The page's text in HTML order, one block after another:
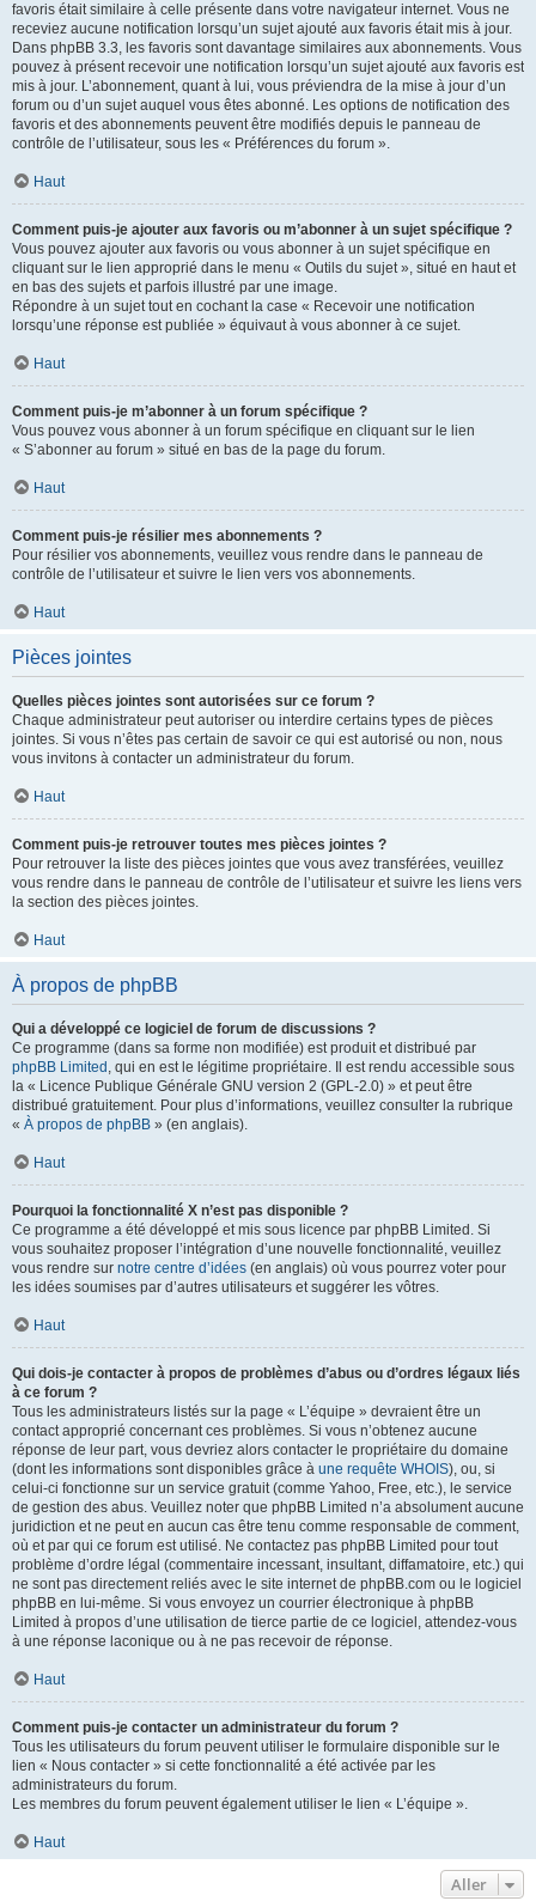
favoris était similaire à celle présente dans votre navigateur internet. Vous ne
receviez aucune notification lorsqu’un sujet ajouté aux favoris était mis à jour.
Dans phpBB 3.3, les favoris sont davantage similaires aux abonnements. Vous
pouvez à présent recevoir une notification lorsqu’un sujet ajouté aux favoris est
mis à jour. L’abonnement, quant à lui, vous préviendra de la mise à jour d’un
forum ou d’un sujet auquel vous êtes abonné. Les options de notification des
favoris et des abonnements peuvent être modifiés depuis le panneau de
contrôle de l’utilisateur, sous les « Préférences du forum ».
Haut
Comment puis-je ajouter aux favoris ou m’abonner à un sujet spécifique ?
Vous pouvez ajouter aux favoris ou vous abonner à un sujet spécifique en
cliquant sur le lien approprié dans le menu « Outils du sujet », situé en haut et
en bas des sujets et parfois illustré par une image.
Répondre à un sujet tout en cochant la case « Recevoir une notification
lorsqu’une réponse est publiée » équivaut à vous abonner à ce sujet.
Haut
Comment puis-je m’abonner à un forum spécifique ?
Vous pouvez vous abonner à un forum spécifique en cliquant sur le lien
« S’abonner au forum » situé en bas de la page du forum.
Haut
Comment puis-je résilier mes abonnements ?
Pour résilier vos abonnements, veuillez vous rendre dans le panneau de
contrôle de l’utilisateur et suivre le lien vers vos abonnements.
Haut
Pièces jointes
Quelles pièces jointes sont autorisées sur ce forum ?
Chaque administrateur peut autoriser ou interdire certains types de pièces
jointes. Si vous n’êtes pas certain de savoir ce qui est autorisé ou non, nous
vous invitons à contacter un administrateur du forum.
Haut
Comment puis-je retrouver toutes mes pièces jointes ?
Pour retrouver la liste des pièces jointes que vous avez transférées, veuillez
vous rendre dans le panneau de contrôle de l’utilisateur et suivre les liens vers
la section des pièces jointes.
Haut
À propos de phpBB
Qui a développé ce logiciel de forum de discussions ?
Ce programme (dans sa forme non modifiée) est produit et distribué par
phpBB Limited , qui en est le légitime propriétaire. Il est rendu accessible sous
la « Licence Publique Générale GNU version 2 (GPL-2.0) » et peut être
distribué gratuitement. Pour plus d’informations, veuillez consulter la rubrique
« À propos de phpBB » (en anglais).
Haut
Pourquoi la fonctionnalité X n’est pas disponible ?
Ce programme a été développé et mis sous licence par phpBB Limited. Si
vous souhaitez proposer l’intégration d’une nouvelle fonctionnalité, veuillez
vous rendre sur notre centre d’idées (en anglais) où vous pourrez voter pour
les idées soumises par d’autres utilisateurs et suggérer les vôtres.
Haut
Qui dois-je contacter à propos de problèmes d’abus ou d’ordres légaux liés
à ce forum ?
Tous les administrateurs listés sur la page « L’équipe » devraient être un
contact approprié concernant ces problèmes. Si vous n’obtenez aucune
réponse de leur part, vous devriez alors contacter le propriétaire du domaine
(dont les informations sont disponibles grâce à une requête WHOIS), ou, si
celui-ci fonctionne sur un service gratuit (comme Yahoo, Free, etc.), le service
de gestion des abus. Veuillez noter que phpBB Limited n’a absolument aucune
juridiction et ne peut en aucun cas être tenu comme responsable de comment,
où et par qui ce forum est utilisé. Ne contactez pas phpBB Limited pour tout
problème d’ordre légal (commentaire incessant, insultant, diffamatoire, etc.) qui
ne sont pas directement reliés avec le site internet de phpBB.com ou le logiciel
phpBB en lui-même. Si vous envoyez un courrier électronique à phpBB
Limited à propos d’une utilisation de tierce partie de ce logiciel, attendez-vous
à une réponse laconique ou à ne pas recevoir de réponse.
Haut
Comment puis-je contacter un administrateur du forum ?
Tous les utilisateurs du forum peuvent utiliser le formulaire disponible sur le
lien « Nous contacter » si cette fonctionnalité a été activée par les
administrateurs du forum.
Les membres du forum peuvent également utiliser le lien « L’équipe ».
Haut
Aller